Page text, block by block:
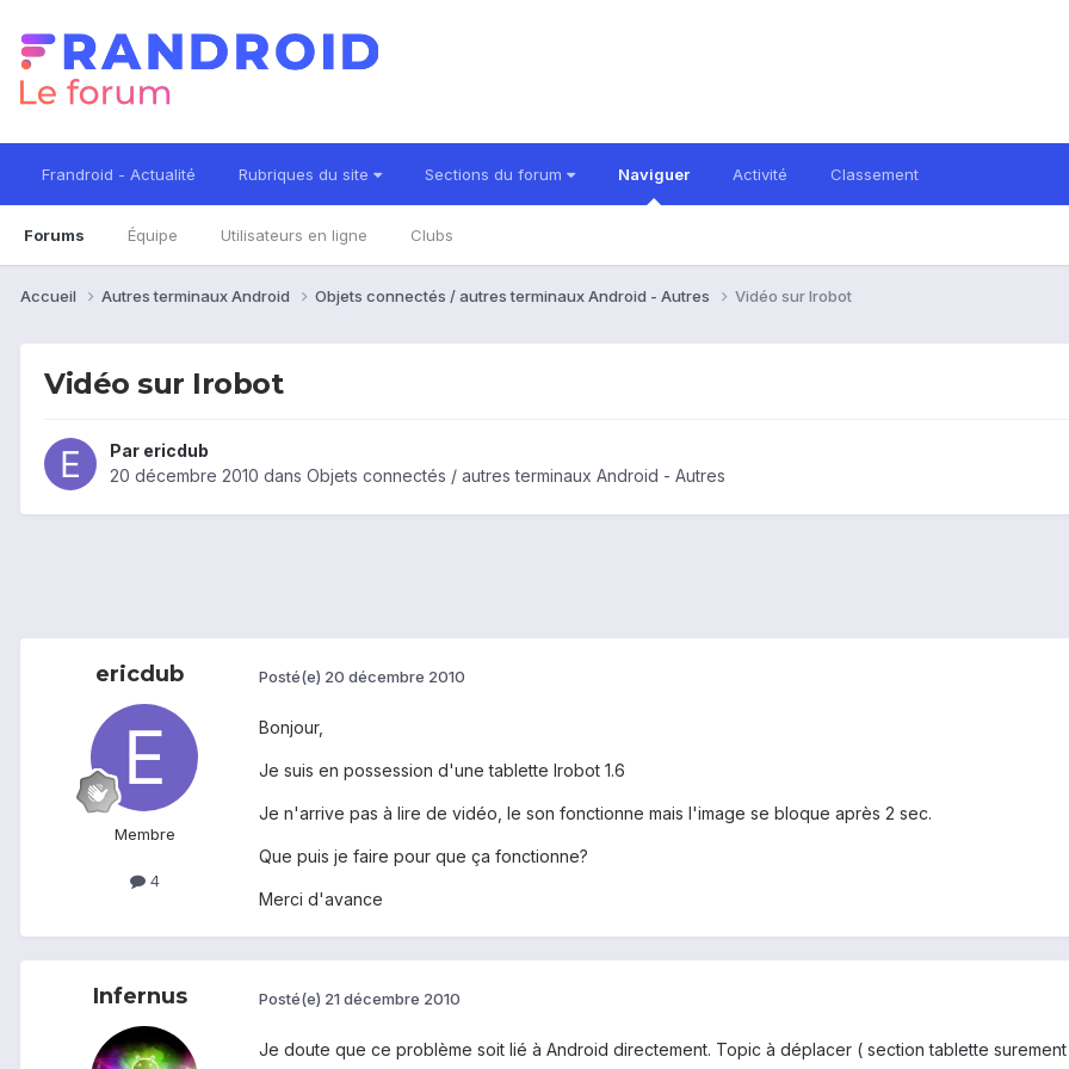
Frandroid - Actualité Rubriques du site Sections du forum Naviguer
Forums Équipe Utilisateurs en ligne Clubs
Activité Classement
Accueil Autres terminaux Android Objets connectés / autres terminaux Android - Autres Vidéo sur Irobot
Vidéo sur Irobot
Par ericdub
20 décembre 2010 dans Objets connectés / autres terminaux Android - Autres
ericdub
Membre
4
Posté(e) 20 décembre 2010
Bonjour,
Je suis en possession d'une tablette Irobot 1.6
Je n'arrive pas à lire de vidéo, le son fonctionne mais l'image se bloque après 2 sec.
Que puis je faire pour que ça fonctionne?
Merci d'avance
Infernus Posté(e) 21 décembre 2010
Je doute que ce problème soit lié à Android directement. Topic à déplacer ( section tablette surement